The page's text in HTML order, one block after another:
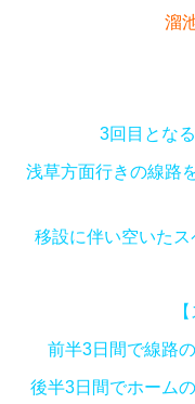
溜
3回目とな
浅草方面行きの線路
移設に伴い空いた
前半3日間で線路
後半3日間でホーム